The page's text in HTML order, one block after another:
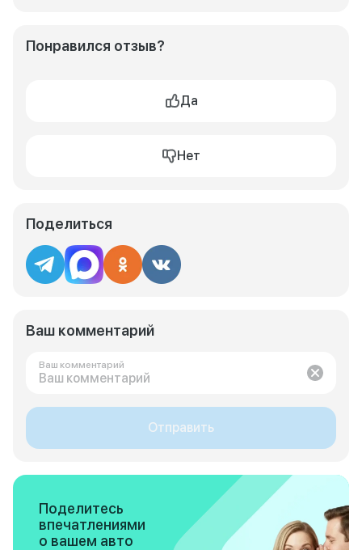
Понравился отзыв?
Да
Нет
Поделиться
Ваш комментарий
Ваш комментарий
Отправить
Поделитесь
впечатлениями
о вашем авто